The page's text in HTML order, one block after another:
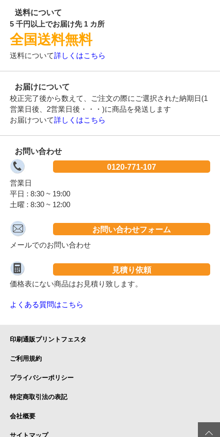
送料について
5 千円以上でお届け先 1 カ所
全国送料無料
送料について詳しくはこちら
お届けについて
校正完了後から数えて、ご注文の際にご選択された納期日(1
営業日後、2営業日後・・・)に商品を発送します
お届けついて詳しくはこちら
お問い合わせ
0120-771-107
営業日
平日 : 8:30 ~ 19:00
土曜 : 8:30 ~ 12:00
お問い合わせフォーム
メールでのお問い合わせ
見積り依頼
価格表にない商品はお見積り致します。
よくある質問はこちら
印刷通販プリントフェスタ
ご利用規約
プライバシーポリシー
特定商取引法の表記
会社概要
サイトマップ